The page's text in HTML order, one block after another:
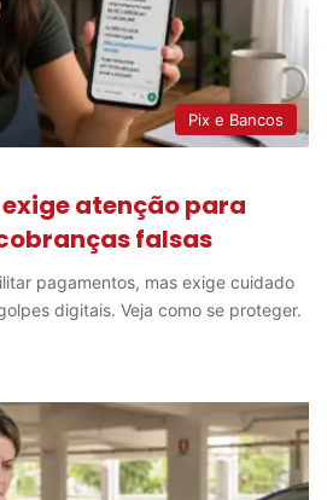
Pix e Bancos
atenção para
falsas
pagamentos, mas exige cuidado
digitais. Veja como se proteger.